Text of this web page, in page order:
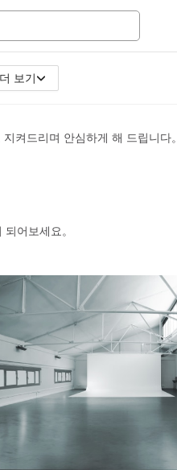
보기
켜드리며 안심하게 해 드립니다。
어보세요。